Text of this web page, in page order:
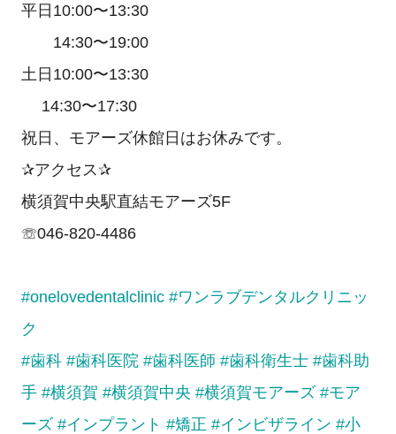
平日10:00〜13:30
14:30〜19:00
土日10:00〜13:30
14:30〜17:30
祝日、モアーズ休館日はお休みです。
✰アクセス✰
横須賀中央駅直結モアーズ5F
☏046-820-4486
#onelovedentalclinic #ワンラブデンタルクリニッ
ク
#歯科 #歯科医院 #歯科医師 #歯科衛生士 #歯科助
手 #横須賀 #横須賀中央 #横須賀モアーズ #モア
ーズ #インプラント #矯正 #インビザライン #小